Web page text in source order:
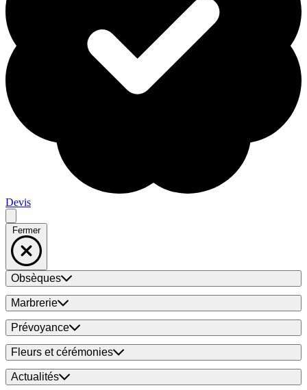
Devis
Fermer
Obsèques
Marbrerie
Prévoyance
Fleurs et cérémonies
Actualités